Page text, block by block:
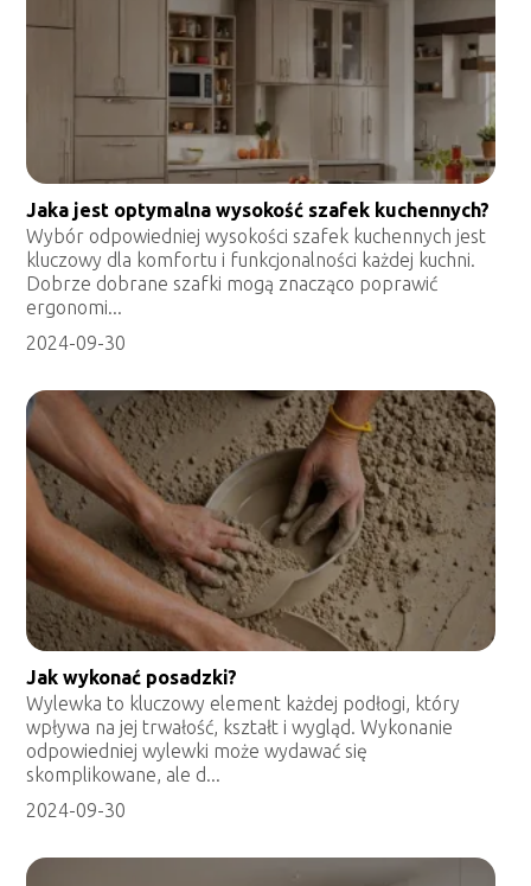
Jaka jest optymalna wysokość szafek kuchennych?
Wybór odpowiedniej wysokości szafek kuchennych jest
kluczowy dla komfortu i funkcjonalności każdej kuchni.
Dobrze dobrane szafki mogą znacząco poprawić
ergonomi...
2024-09-30
Jak wykonać posadzki?
Wylewka to kluczowy element każdej podłogi, który
wpływa na jej trwałość, kształt i wygląd. Wykonanie
odpowiedniej wylewki może wydawać się
skomplikowane, ale d...
2024-09-30